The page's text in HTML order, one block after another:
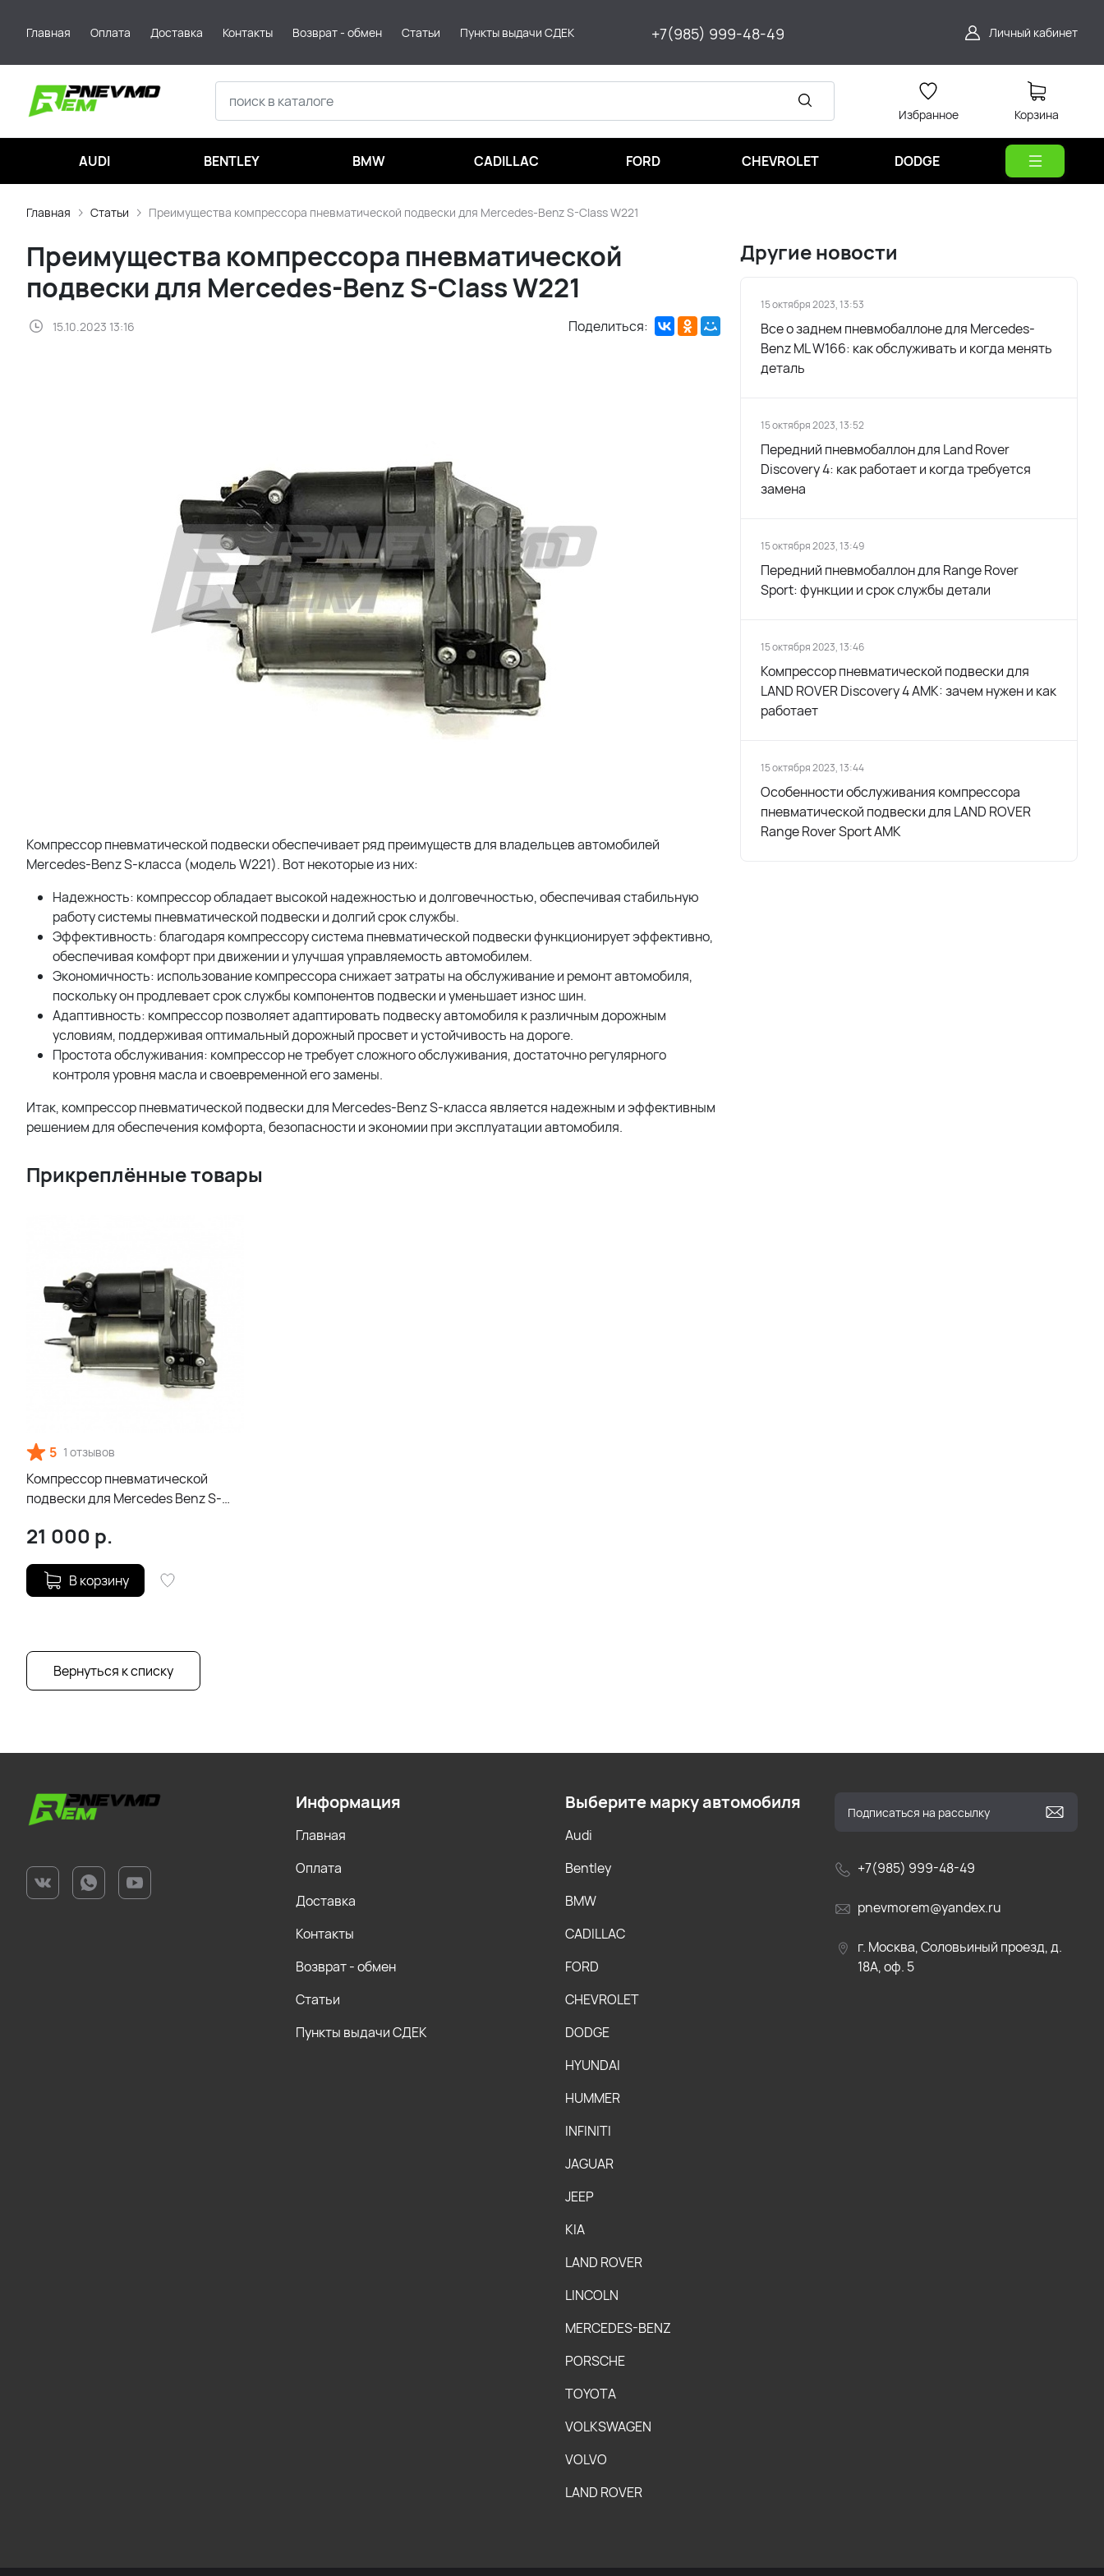
Главная Оплата Доставка Контакты Возврат - обмен Статьи Пункты выдачи СДЕК +7(985) 999-48-49 Личный кабинет
Избранное Корзина
AUDI BENTLEY BMW CADILLAC FORD CHEVROLET DODGE
Главная Статьи Преимущества компрессора пневматической подвески для Mercedes-Benz S-Class W221
Преимущества компрессора пневматической
подвески для Mercedes-Benz S-Class W221
15.10.2023 13:16 Поделиться:
Компрессор пневматической подвески обеспечивает ряд преимуществ для владельцев автомобилей
Mercedes-Benz S-класса (модель W221). Вот некоторые из них:
Надежность: компрессор обладает высокой надежностью и долговечностью, обеспечивая стабильную
работу системы пневматической подвески и долгий срок службы.
Эффективность: благодаря компрессору система пневматической подвески функционирует эффективно,
обеспечивая комфорт при движении и улучшая управляемость автомобилем.
Экономичность: использование компрессора снижает затраты на обслуживание и ремонт автомобиля,
поскольку он продлевает срок службы компонентов подвески и уменьшает износ шин.
Адаптивность: компрессор позволяет адаптировать подвеску автомобиля к различным дорожным
условиям, поддерживая оптимальный дорожный просвет и устойчивость на дороге.
Простота обслуживания: компрессор не требует сложного обслуживания, достаточно регулярного
контроля уровня масла и своевременной его замены.
Итак, компрессор пневматической подвески для Mercedes-Benz S-класса является надежным и эффективным
решением для обеспечения комфорта, безопасности и экономии при эксплуатации автомобиля.
Прикреплённые товары
5 1 отзывов
Компрессор пневматической
подвески для Mercedes Benz S-
21 000 р.
В корзину
Вернуться к списку
Другие новости
15 октября 2023, 13:53
Все о заднем пневмобаллоне для Mercedes-
Benz ML W166: как обслуживать и когда менять
деталь
15 октября 2023, 13:52
Передний пневмобаллон для Land Rover
Discovery 4: как работает и когда требуется
замена
15 октября 2023, 13:49
Передний пневмобаллон для Range Rover
Sport: функции и срок службы детали
15 октября 2023, 13:46
Компрессор пневматической подвески для
LAND ROVER Discovery 4 AMK: зачем нужен и как
работает
15 октября 2023, 13:44
Особенности обслуживания компрессора
пневматической подвески для LAND ROVER
Range Rover Sport AMK
+7(985) 999-48-49
pnevmorem@yandex.ru
г. Москва, Соловьиный проезд, д.
18А, оф. 5
Информация
Главная
Оплата
Доставка
Контакты
Возврат - обмен
Статьи
Пункты выдачи СДЕК
Выберите марку автомобиля
Audi
Bentley
BMW
CADILLAC
FORD
CHEVROLET
DODGE
HYUNDAI
HUMMER
INFINITI
JAGUAR
JEEP
KIA
LAND ROVER
LINCOLN
MERCEDES-BENZ
PORSCHE
TOYOTA
VOLKSWAGEN
VOLVO
LAND ROVER